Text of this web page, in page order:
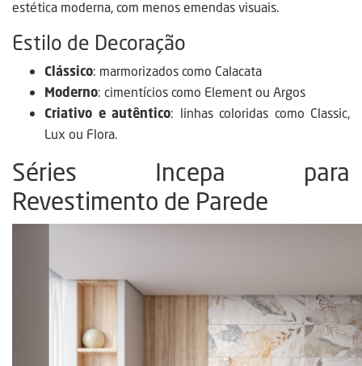
estética moderna, com menos emendas visuais.
Estilo de Decoração
Clássico: marmorizados como Calacata
Moderno: cimentícios como Element ou Argos
Criativo e autêntico: linhas coloridas como Classic,
Lux ou Flora.
Séries Incepa para
Revestimento de Parede